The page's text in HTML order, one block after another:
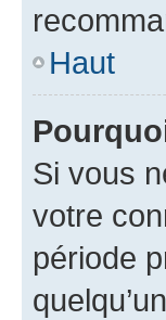
Haut
Si vous
votre
période